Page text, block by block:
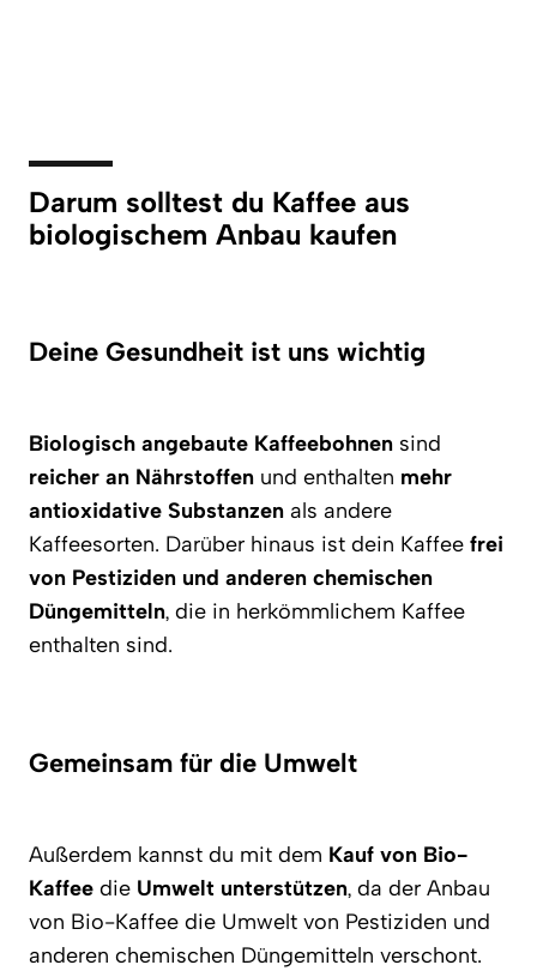
Darum solltest du Kaffee aus
biologischem Anbau kaufen
Deine Gesundheit ist uns wichtig
Biologisch angebaute Kaffeebohnen sind
reicher an Nährstoffen und enthalten mehr
antioxidative Substanzen als andere
Kaffeesorten. Darüber hinaus ist dein Kaffee frei
von Pestiziden und anderen chemischen
Düngemitteln, die in herkömmlichem Kaffee
enthalten sind.
Gemeinsam für die Umwelt
Außerdem kannst du mit dem Kauf von Bio-
Kaffee die Umwelt unterstützen, da der Anbau
von Bio-Kaffee die Umwelt von Pestiziden und
anderen chemischen Düngemitteln verschont.